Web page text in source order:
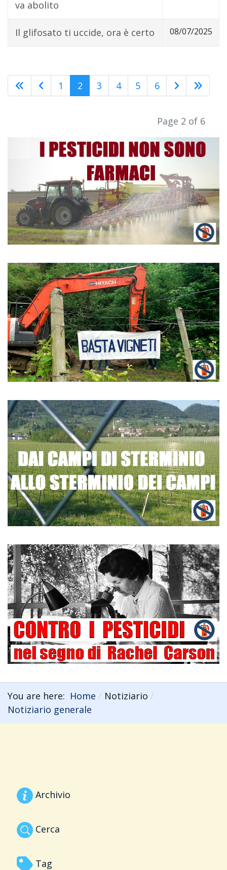
va abolito
Il glifosato ti uccide, ora è certo 08/07/2025
1 2 3 4 5 6
Page 2 of 6
You are here: Home
Notiziario
Notiziario generale
Archivio
Cerca
Tag